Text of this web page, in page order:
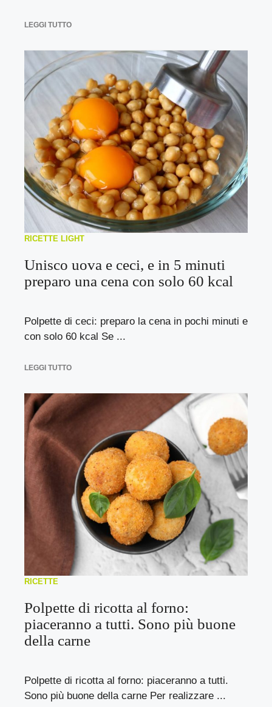
LEGGI TUTTO
RICETTE LIGHT
Unisco uova e ceci, e in 5 minuti
preparo una cena con solo 60 kcal
Polpette di ceci: preparo la cena in pochi minuti e
con solo 60 kcal Se ...
LEGGI TUTTO
RICETTE
Polpette di ricotta al forno:
piaceranno a tutti. Sono più buone
della carne
Polpette di ricotta al forno: piaceranno a tutti.
Sono più buone della carne Per realizzare ...